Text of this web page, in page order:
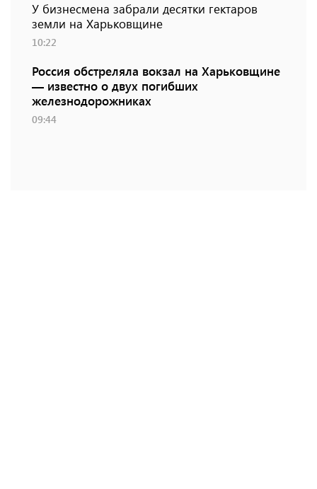
У бизнесмена забрали десятки гектаров
земли на Харьковщине
10:22
Россия обстреляла вокзал на Харьковщине
— известно о двух погибших
железнодорожниках
09:44